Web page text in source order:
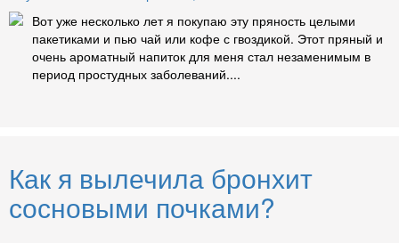
Вот уже несколько лет я покупаю эту пряность целыми
пакетиками и пью чай или кофе с гвоздикой. Этот пряный и
очень ароматный напиток для меня стал незаменимым в
период простудных заболеваний....
Как я вылечила бронхит
сосновыми почками?